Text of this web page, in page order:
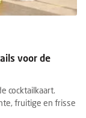
voor de
cocktailkaart.
fruitige en frisse